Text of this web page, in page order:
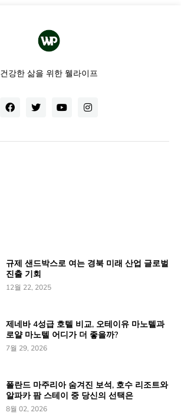
건강한 삶을 위한 웰라이프
규제 샌드박스로 여는 경북 미래 산업 글로벌
진출 기회
12월 22, 2025
제네바 4성급 호텔 비교, 오테이유 마노텔과
로얄 마노텔 어디가 더 좋을까?
7월 29, 2026
폴란드 마주리아 숨겨진 보석, 호수 리조트와
알파카 팜 스테이 중 당신의 선택은
8월 02, 2026